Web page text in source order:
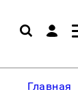
Главная